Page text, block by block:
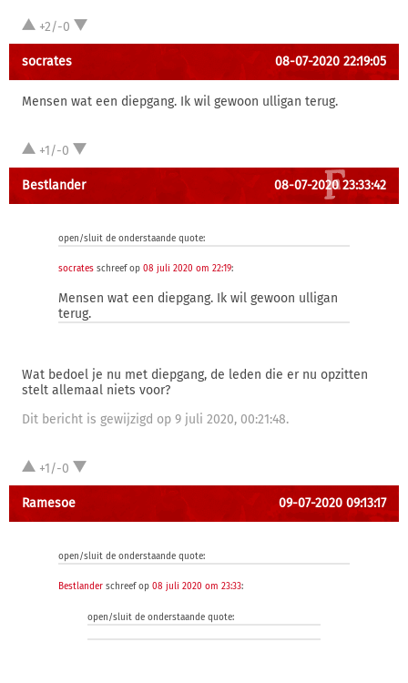
+2/-0
socrates 08-07-2020 22:19:05
Mensen wat een diepgang. Ik wil gewoon ulligan terug.
+1/-0
Bestlander 08-07-2020 23:33:42
open/sluit de onderstaande quote:
socrates schreef op 08 juli 2020 om 22:19:
Mensen wat een diepgang. Ik wil gewoon ulligan
terug.
Wat bedoel je nu met diepgang, de leden die er nu opzitten
stelt allemaal niets voor?
Dit bericht is gewijzigd op 9 juli 2020, 00:21:48.
+1/-0
Ramesoe 09-07-2020 09:13:17
open/sluit de onderstaande quote:
Bestlander schreef op 08 juli 2020 om 23:33:
open/sluit de onderstaande quote: